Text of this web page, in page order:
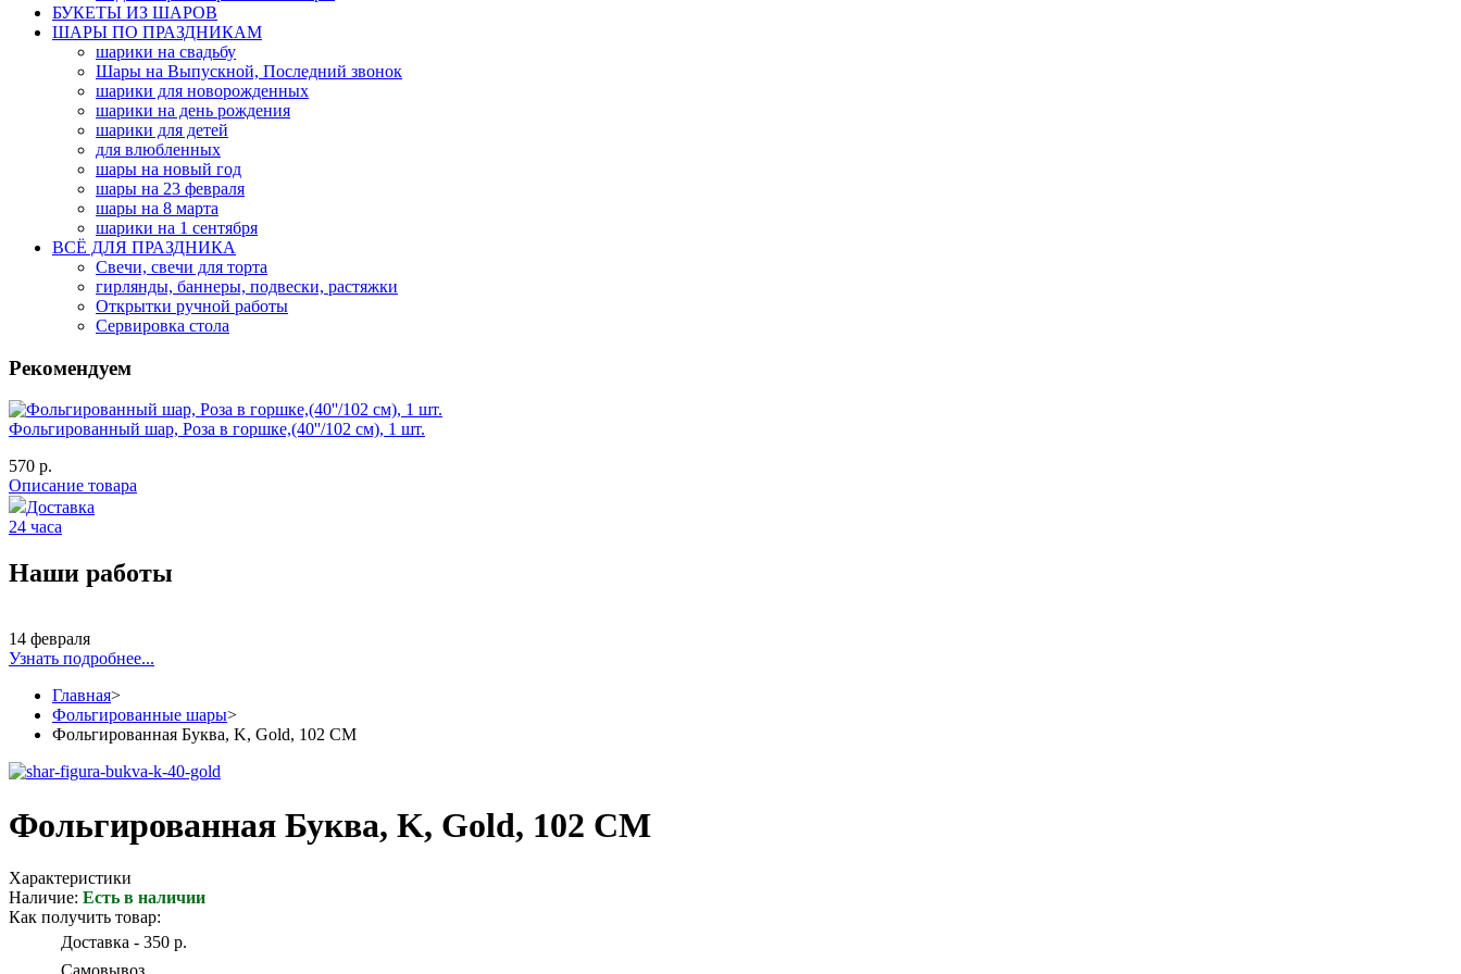
БУКЕТЫ ИЗ ШАРОВ
ШАРЫ ПО ПРАЗДНИКАМ
шарики на свадьбу
Шары на Выпускной, Последний звонок
шарики для новорожденных
шарики на день рождения
шарики для детей
для влюбленных
шары на новый год
шары на 23 февраля
шары на 8 марта
шарики на 1 сентября
ВСЁ ДЛЯ ПРАЗДНИКА
Свечи, свечи для торта
гирлянды, баннеры, подвески, растяжки
Открытки ручной работы
Сервировка стола
Рекомендуем
Фольгированный шар, Роза в горшке,(40''/102 см), 1 шт.
570 р.
Описание товара
Доставка
24 часа
Наши работы
14 февраля
Узнать подробнее...
Главная>
Фольгированные шары>
Фольгированная Буква, K, Gold, 102 СМ
Фольгированная Буква, K, Gold, 102 СМ
Характеристики
Наличие: Есть в наличии
Как получить товар:
Доставка - 350 р.
Самовывоз